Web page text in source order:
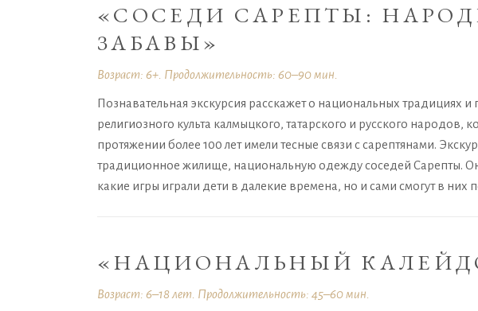
«СОСЕДИ САРЕПТЫ:
ЗАБАВЫ»
Возраст: 6+. Продолжительность: 60–90 мин.
Познавательная экскурсия расскажет о национальных традициях и
религиозного культа калмыцкого, татарского и русского народов,
протяжении более 100 лет имели тесные связи с сарептянами.
традиционное жилище, национальную одежду соседей Сарепты.
какие игры играли дети в далекие времена, но и сами смогут в них
«НАЦИОНАЛЬНЫЙ
Возраст: 6–18 лет. Продолжительность: 45–60 мин.